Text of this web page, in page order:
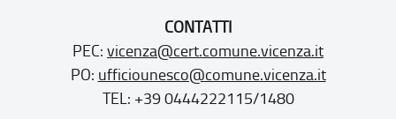
CONTATTI
PEC: vicenza@cert.comune.vicenza.it
PO: ufficiounesco@comune.vicenza.it
TEL: +39 0444222115/1480